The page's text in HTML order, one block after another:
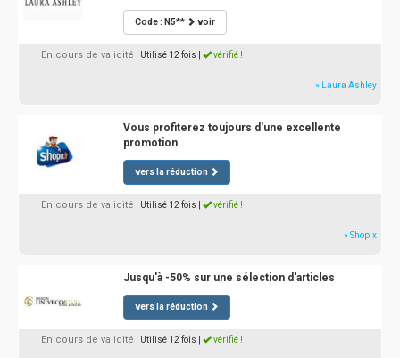
Code : N5** voir
En cours de validité | Utilisé 12 fois vérifié !
» Laura Ashley
Vous profiterez toujours d'une excellente
promotion
vers la réduction
En cours de validité | Utilisé 12 fois vérifié !
» Shopix
Jusqu'à -50% sur une sélection d'articles
vers la réduction
En cours de validité | Utilisé 12 fois vérifié !